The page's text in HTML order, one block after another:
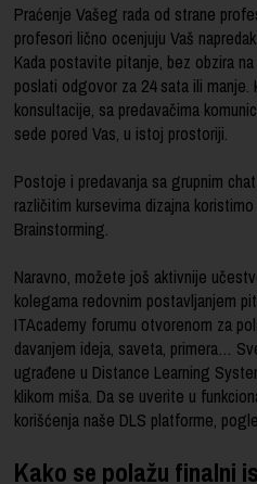
Praćenje Vašeg rada od strane
profesori lično ocenjuju Vaš
Kada postavite pitanje, bez obzira
poslati odgovor za 24 sata ili manje.
konsultacije, sa predavačima
sede pored Vas, u istoj prostoriji.
Postoje i predavanja sa grupnim
različitim kursevima dizajna
Brainstorming.
Naravno, možete još aktivnije
kolegama redovnim postavljanjem
ITAcademy forumu otvorenom za
davanjem ideja, saveta, primera…
ugrađene u Distance Learning
klikom miša. Da se uverite u
korišćenja naše DLS platforme,
Kako se polažu finalni